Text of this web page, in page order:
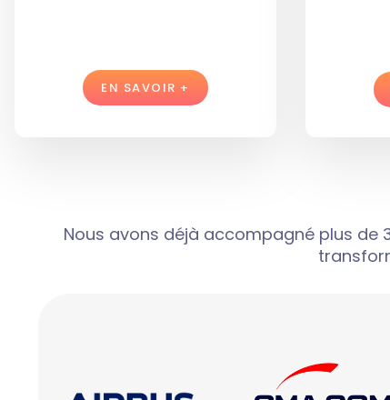
EN SAVOIR +
Nous avons déjà accompagné plus de